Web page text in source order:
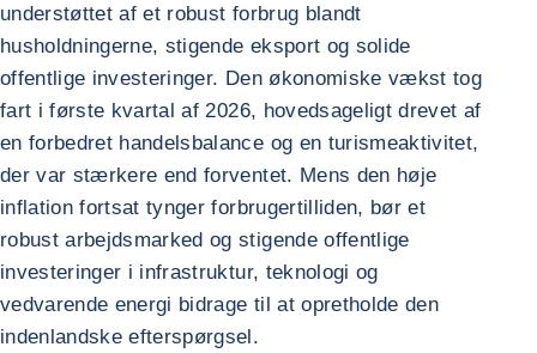
understøttet af et robust forbrug blandt
husholdningerne, stigende eksport og solide
offentlige investeringer. Den økonomiske vækst tog
fart i første kvartal af 2026, hovedsageligt drevet af
en forbedret handelsbalance og en turismeaktivitet,
der var stærkere end forventet. Mens den høje
inflation fortsat tynger forbrugertilliden, bør et
robust arbejdsmarked og stigende offentlige
investeringer i infrastruktur, teknologi og
vedvarende energi bidrage til at opretholde den
indenlandske efterspørgsel.